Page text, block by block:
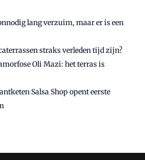
lang verzuim, maar er is een
straks verleden tijd zijn?
Oli Mazi: het terras is
Salsa Shop opent eerste